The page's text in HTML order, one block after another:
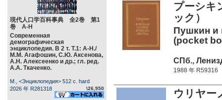
現代人口学百科事典 全2巻 第1
巻 А-Н
Современная
демографическая
энциклопедия. В 2 т. Т.1: А-Н./
М.М. Агафошин, С.Ю. Аксенова,
А.Н. Алексеенко и др.; гл. ред.
А.А. Ткаченко.
М., <Энциклопедия> 512 c. hard
2026 年 R281318
\26,950
プーシキ
ック）
Пушкин и
(pocket
СПб.,
1988 年 R59316
ウリヤー